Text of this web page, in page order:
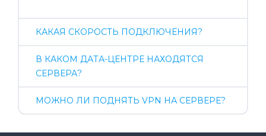
КАКАЯ СКОРОСТЬ ПОДКЛЮЧЕНИЯ?
В КАКОМ ДАТА-ЦЕНТРЕ НАХОДЯТСЯ
СЕРВЕРА?
МОЖНО ЛИ ПОДНЯТЬ VPN НА СЕРВЕРЕ?